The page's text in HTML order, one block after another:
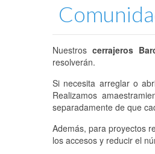
Nuestros cerrajeros
resolverán.
Si necesita arreglar o
Realizamos
separadamente de que
Además, para proyectos
los accesos y reducir el